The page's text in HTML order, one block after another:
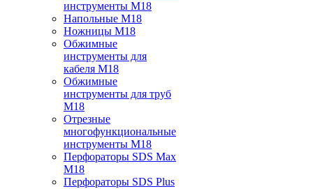
инструменты M18
Напольные M18
Ножницы M18
Обжимные
инструменты для
кабеля M18
Обжимные
инструменты для труб
M18
Отрезные
многофункциональные
инструменты M18
Перфораторы SDS Max
M18
Перфораторы SDS Plus